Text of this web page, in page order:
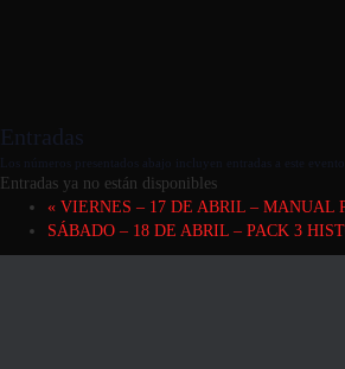
Entradas
Los números presentados abajo incluyen entradas a este
Entradas ya no están disponibles
« VIERNES – 17 DE ABRIL – MANUAL
SÁBADO – 18 DE ABRIL – PACK 3